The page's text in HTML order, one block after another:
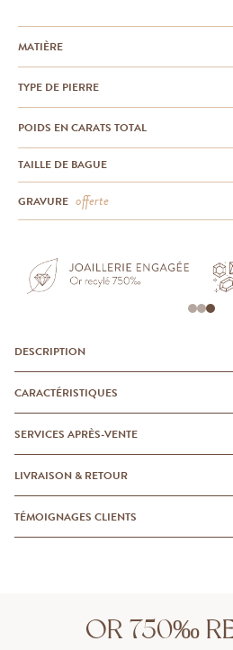
MATIÈRE
TYPE DE PIERRE
POIDS EN CARATS TOTAL
TAILLE DE BAGUE
GRAVURE offerte
DESCRIPTION
CARACTÉRISTIQUES
SERVICES APRÈS-VENTE
LIVRAISON & RETOUR
TÉMOIGNAGES CLIENTS
OR 750‰